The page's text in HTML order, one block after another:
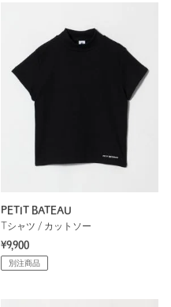
PETIT BATEAU
Tシャツ / カットソー
¥9,900
別注商品